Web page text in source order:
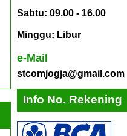
Sabtu: 09.00 - 16.00
Minggu: Libur
e-Mail
stcomjogja@gmail.com
Info No. Rekening